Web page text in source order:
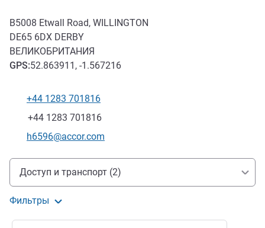
B5008 Etwall Road, WILLINGTON
DE65 6DX DERBY
ВЕЛИКОБРИТАНИЯ
GPS:52.863911, -1.567216
Телефон
+44 1283 701816
Факс
+44 1283 701816
Контактный адрес электронной почты
h6596@accor.com
Доступ и транспорт
Доступ и транспорт (2)
Фильтры